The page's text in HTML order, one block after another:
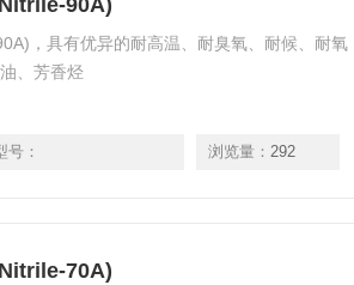
90A)
，具有优异的耐高温、耐臭氧、耐候、耐氧
、芳香烃
号： 浏览量： 292
70A)